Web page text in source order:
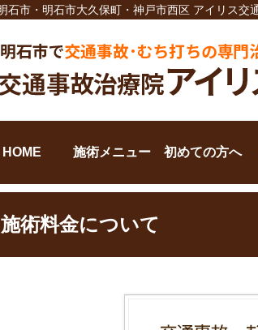
石市・明石市大久保町・神戸市西区 アイリス交
HOME 施術メニュー 初めての方へ
施術料金について